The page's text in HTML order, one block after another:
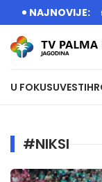
NAJNOVIJE:
radom grade
U FOKUSUVESTI
#NIKSI